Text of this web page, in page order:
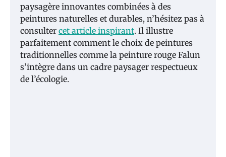
paysagère innovantes combinées à des
peintures naturelles et durables, n’hésitez pas à
consulter cet article inspirant. Il illustre
parfaitement comment le choix de peintures
traditionnelles comme la peinture rouge Falun
s’intègre dans un cadre paysager respectueux
de l’écologie.